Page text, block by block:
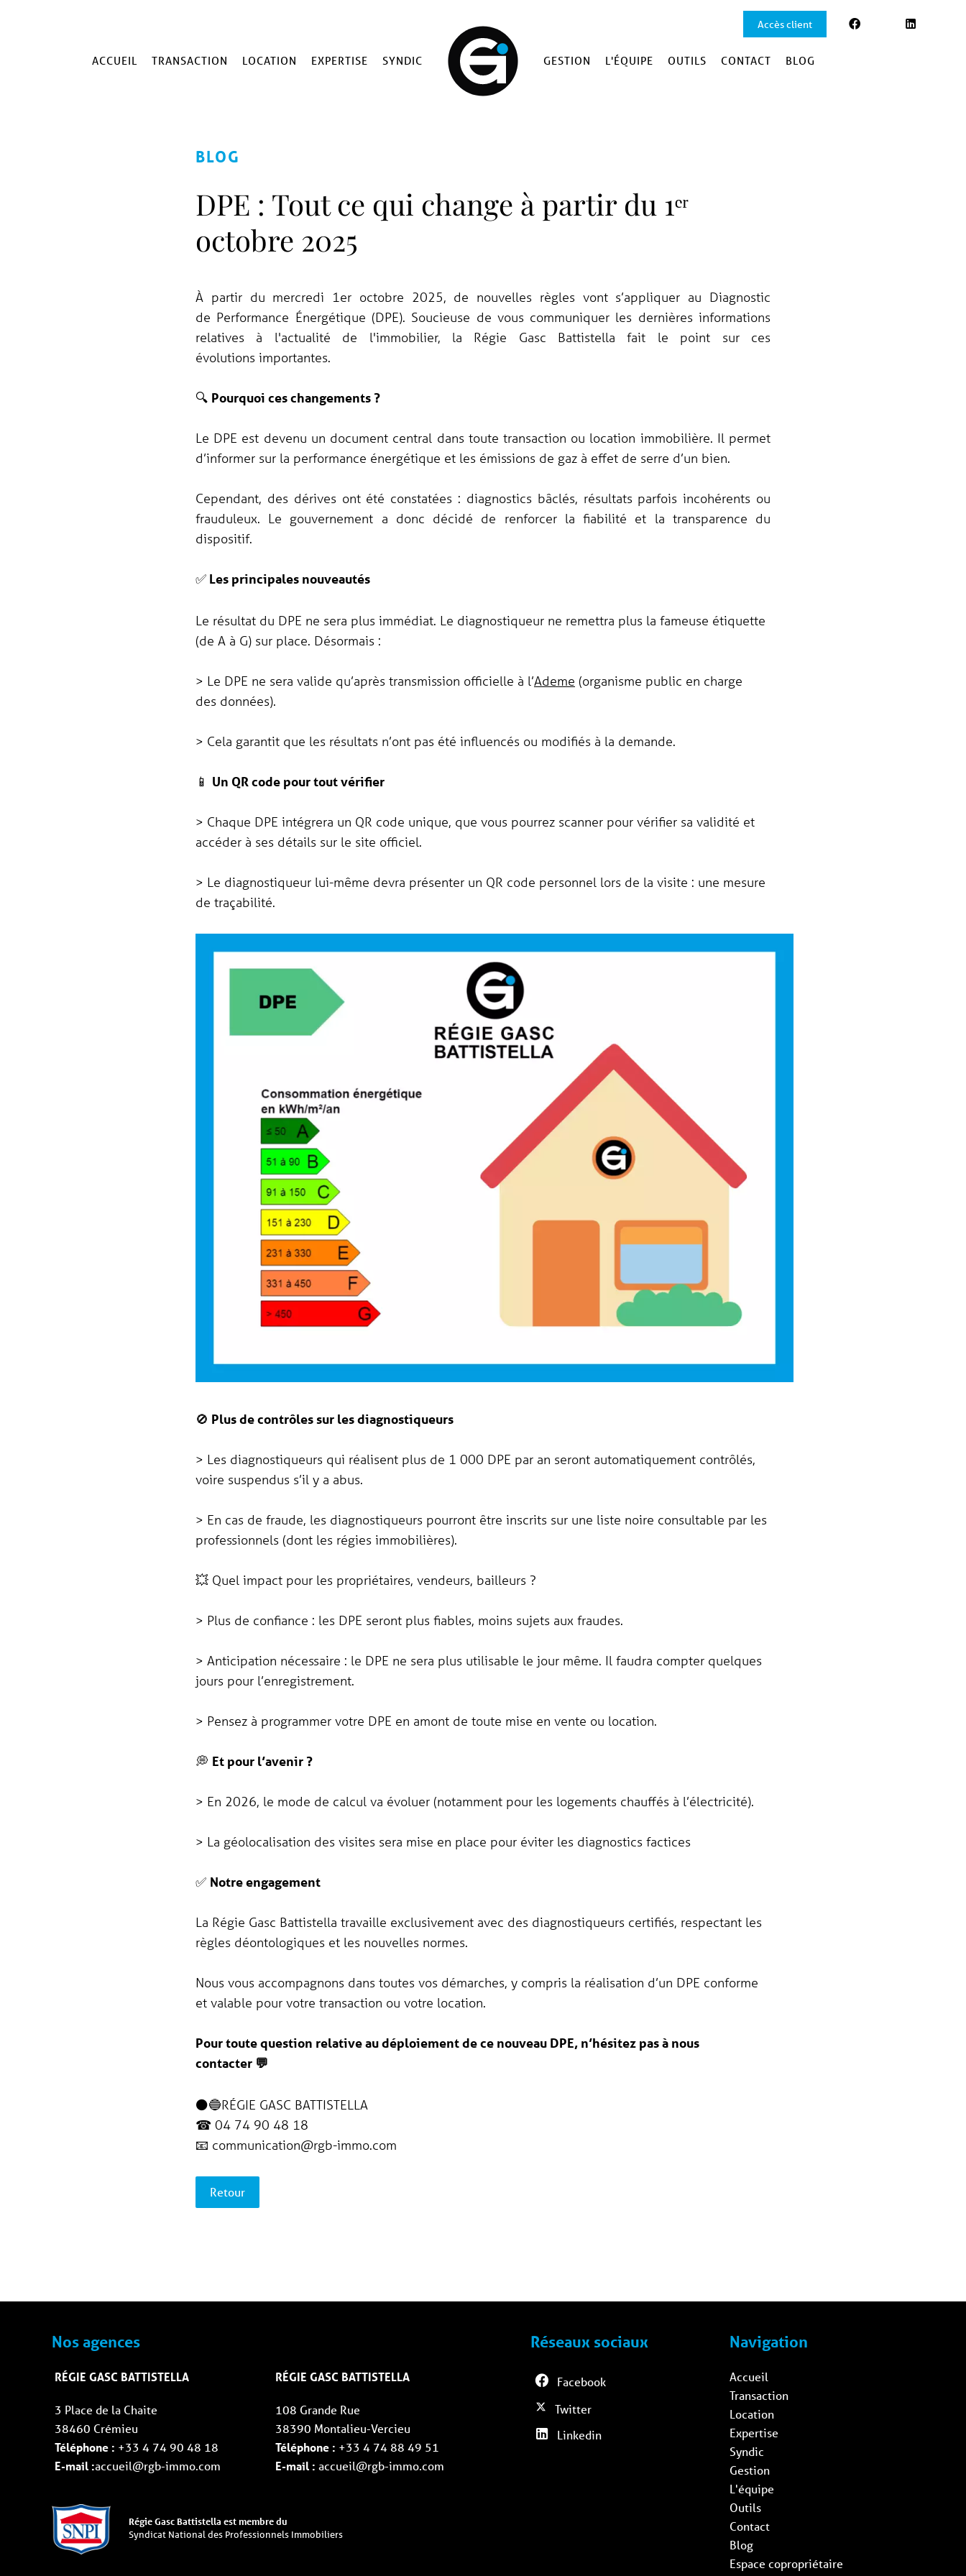
ACCUEIL TRANSACTION LOCATION EXPERTISE SYNDIC GESTION L'ÉQUIPE OUTILS CONTACT BLOG
Accès client
BLOG
DPE : Tout ce qui change à partir du 1ᵉʳ
octobre 2025
À partir du mercredi 1er octobre 2025, de nouvelles règles vont s’appliquer au Diagnostic
de Performance Énergétique (DPE). Soucieuse de vous communiquer les dernières informations
relatives à l'actualité de l'immobilier, la Régie Gasc Battistella fait le point sur ces
évolutions importantes.
🔍 Pourquoi ces changements ?
Le DPE est devenu un document central dans toute transaction ou location immobilière. Il permet
d’informer sur la performance énergétique et les émissions de gaz à effet de serre d’un bien.
Cependant, des dérives ont été constatées : diagnostics bâclés, résultats parfois incohérents ou
frauduleux. Le gouvernement a donc décidé de renforcer la fiabilité et la transparence du
dispositif.
✅ Les principales nouveautés
Le résultat du DPE ne sera plus immédiat. Le diagnostiqueur ne remettra plus la fameuse étiquette
(de A à G) sur place. Désormais :
> Le DPE ne sera valide qu’après transmission officielle à l’Ademe (organisme public en charge
des données).
> Cela garantit que les résultats n’ont pas été influencés ou modifiés à la demande.
📱 Un QR code pour tout vérifier
> Chaque DPE intégrera un QR code unique, que vous pourrez scanner pour vérifier sa validité et
accéder à ses détails sur le site officiel.
> Le diagnostiqueur lui-même devra présenter un QR code personnel lors de la visite : une mesure
de traçabilité.
🚫 Plus de contrôles sur les diagnostiqueurs
> Les diagnostiqueurs qui réalisent plus de 1 000 DPE par an seront automatiquement contrôlés,
voire suspendus s’il y a abus.
> En cas de fraude, les diagnostiqueurs pourront être inscrits sur une liste noire consultable par les
professionnels (dont les régies immobilières).
💥 Quel impact pour les propriétaires, vendeurs, bailleurs ?
> Plus de confiance : les DPE seront plus fiables, moins sujets aux fraudes.
> Anticipation nécessaire : le DPE ne sera plus utilisable le jour même. Il faudra compter quelques
jours pour l’enregistrement.
> Pensez à programmer votre DPE en amont de toute mise en vente ou location.
💭 Et pour l’avenir ?
> En 2026, le mode de calcul va évoluer (notamment pour les logements chauffés à l’électricité).
> La géolocalisation des visites sera mise en place pour éviter les diagnostics factices
✅ Notre engagement
La Régie Gasc Battistella travaille exclusivement avec des diagnostiqueurs certifiés, respectant les
règles déontologiques et les nouvelles normes.
Nous vous accompagnons dans toutes vos démarches, y compris la réalisation d’un DPE conforme
et valable pour votre transaction ou votre location.
Pour toute question relative au déploiement de ce nouveau DPE, n’hésitez pas à nous
contacter 💬
⚫🔵RÉGIE GASC BATTISTELLA
☎ 04 74 90 48 18
📧 communication@rgb-immo.com
Retour
Nos agences
RÉGIE GASC BATTISTELLA
3 Place de la Chaite
38460 Crémieu
Téléphone : +33 4 74 90 48 18
E-mail :accueil@rgb-immo.com
RÉGIE GASC BATTISTELLA
108 Grande Rue
38390 Montalieu-Vercieu
Téléphone : +33 4 74 88 49 51
E-mail : accueil@rgb-immo.com
Régie Gasc Battistella est membre du
Syndicat National des Professionnels Immobiliers
Réseaux sociaux
Facebook
Twitter
Linkedin
Navigation
Accueil
Transaction
Location
Expertise
Syndic
Gestion
L'équipe
Outils
Contact
Blog
Espace copropriétaire